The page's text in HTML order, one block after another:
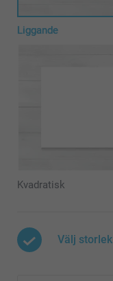
Liggande
Kvadratisk
Välj storlek